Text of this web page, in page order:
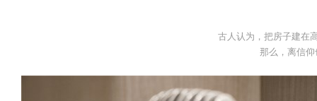
古人认为，把房子建在
那么，离信仰